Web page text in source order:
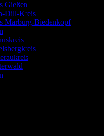
Gießen
Dill-Kreis
Marburg-Biedenkopf